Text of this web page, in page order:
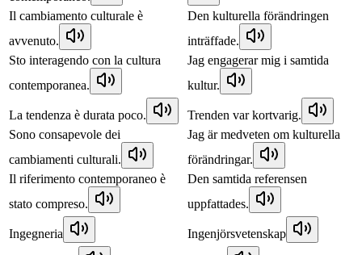
Il cambiamento culturale è
avvenuto.
Den kulturella förändringen
inträffade.
Sto interagendo con la cultura
contemporanea.
Jag engagerar mig i samtida
kultur.
La tendenza è durata poco.
Trenden var kortvarig.
Sono consapevole dei
cambiamenti culturali.
Jag är medveten om kulturella
förändringar.
Il riferimento contemporaneo è
stato compreso.
Den samtida referensen
uppfattades.
Ingegneria Ingenjörsvetenskap